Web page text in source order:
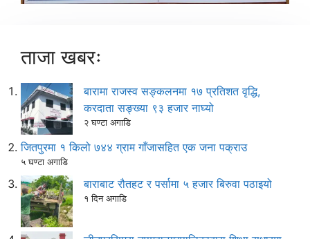
ताजा खबरः
बारामा राजस्व सङ्कलनमा १७ प्रतिशत वृद्धि,
करदाता सङ्ख्या ९३ हजार नाघ्यो
२ घण्टा अगाडि
जितपुरमा १ किलो ७४४ ग्राम गाँजासहित एक जना पक्राउ
५ घण्टा अगाडि
बाराबाट रौतहट र पर्सामा ५ हजार बिरुवा पठाइयो
१ दिन अगाडि